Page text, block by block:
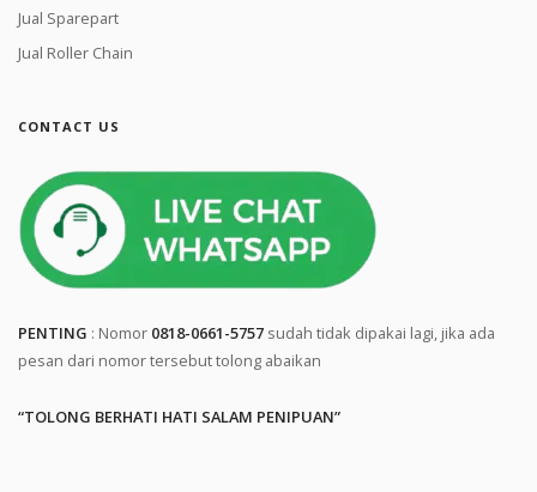
Jual Sparepart
Jual Roller Chain
CONTACT US
PENTING : Nomor 0818-0661-5757 sudah tidak dipakai lagi, jika ada
pesan dari nomor tersebut tolong abaikan
“TOLONG BERHATI HATI SALAM PENIPUAN”